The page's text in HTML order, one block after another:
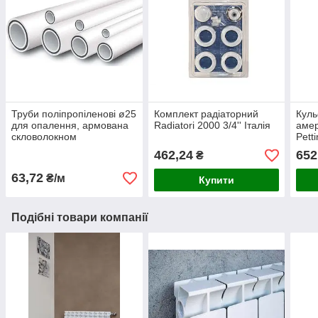
Труби поліпропіленові ø25
для опалення, армована
скловолокном
63,72 ₴/м
Комплект радіаторний
Radiatori 2000 3/4'' Італія
462,24₴
Купити
Подібні товари компанії